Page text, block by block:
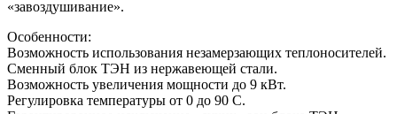
«завоздушивание».
Особенности:
Возможность использования незамерзающих теплоносителей.
Сменный блок ТЭН из нержавеющей стали.
Возможность увеличения мощности до 9 кВт.
Регулировка температуры от 0 до 90 С.